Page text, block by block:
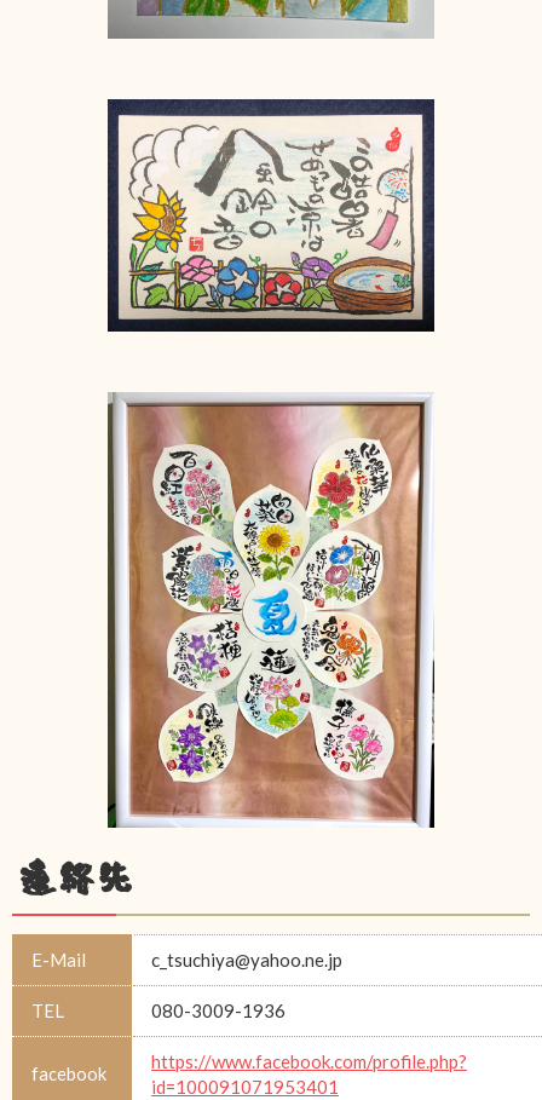
連絡先
E-Mail c_tsuchiya@yahoo.ne.jp
TEL 080-3009-1936
facebook
https://www.facebook.com/profile.php?
id=100091071953401